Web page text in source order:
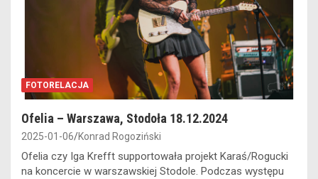
FOTORELACJA
Ofelia – Warszawa, Stodoła 18.12.2024
2025-01-06 Konrad Rogoziński
Ofelia czy Iga Krefft supportowała projekt Karaś/Rogucki
na koncercie w warszawskiej Stodole. Podczas występu